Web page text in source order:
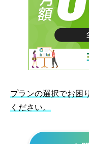
プランの選択でお困
ください。